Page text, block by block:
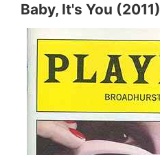
Baby, It's You (2011)